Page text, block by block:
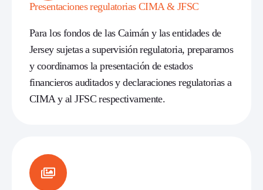
Presentaciones regulatorias CIMA & JFSC
Para los fondos de las Caimán y las entidades de
Jersey sujetas a supervisión regulatoria, preparamos
y coordinamos la presentación de estados
financieros auditados y declaraciones regulatorias a
CIMA y al JFSC respectivamente.